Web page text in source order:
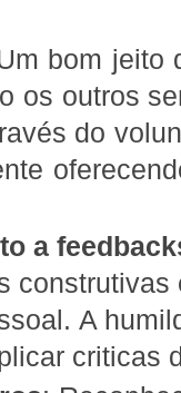
bom jeito
os outros
do
a
A
criticas